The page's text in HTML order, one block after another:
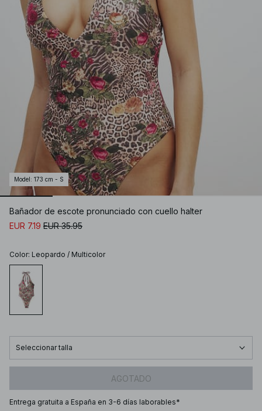
Model : 173 cm - S
Bañador de escote pronunciado con cuello halter
EUR 7.19 EUR 35.95
Color: Leopardo / Multicolor
Seleccionar talla
AGOTADO
Entrega gratuita a España en 3-6 días laborables*